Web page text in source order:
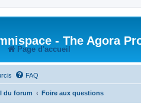
- The Agora
Page d'accueil
FAQ
du forum Foire aux questions